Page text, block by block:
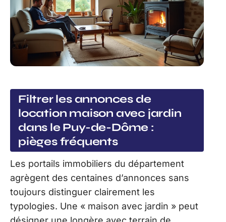
Filtrer les annonces de
location maison avec jardin
dans le Puy-de-Dôme :
pièges fréquents
Les portails immobiliers du département
agrègent des centaines d’annonces sans
toujours distinguer clairement les
typologies. Une « maison avec jardin » peut